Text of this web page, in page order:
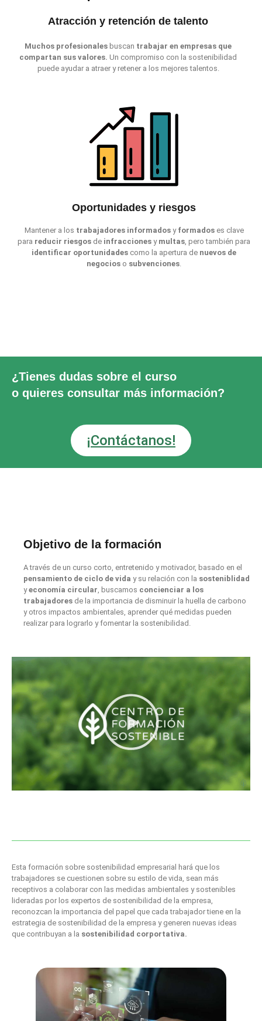
Atracción y retención de talento
Muchos profesionales buscan trabajar en empresas que
compartan sus valores. Un compromiso con la sostenibilidad
puede ayudar a atraer y retener a los mejores talentos.
Oportunidades y riesgos
Mantener a los trabajadores informadosy formadoses clave
para reducir riesgos de infracciones y multas, pero también para
identificar oportunidades como la apertura de nuevos de
negocios o subvenciones.
¿Tienes dudas sobre el curso
o quieres consultar más información?
¡Contáctanos!
Objetivo de la formación
A través de un curso corto, entretenido y motivador, basado en el
pensamiento de ciclo de vida y su relación con la sosteniblidad
yeconomía circular, buscamos concienciar a los
trabajadores de la importancia de disminuir la huella de carbono
y otros impactos ambientales, aprender qué medidas pueden
realizar para lograrlo y fomentar la sostenibilidad.
Esta formación sobre sostenibilidad empresarial hará que los
trabajadores se cuestionen sobre su estilo de vida, sean más
receptivos a colaborar con las medidas ambientales y sostenibles
lideradas por los expertos de sostenibilidad de la empresa,
reconozcan la importancia del papel que cada trabajador tiene en la
estrategia de sostenibilidad de la empresa y generen nuevas ideas
que contribuyan a la sostenibilidad corportativa.